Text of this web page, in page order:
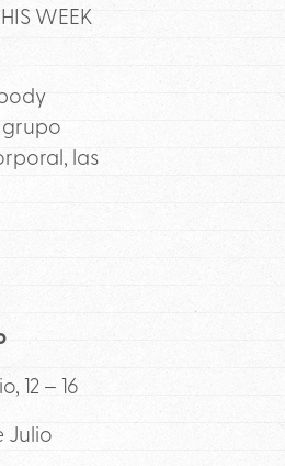
WEEK
grupo
las
12 – 16
Julio